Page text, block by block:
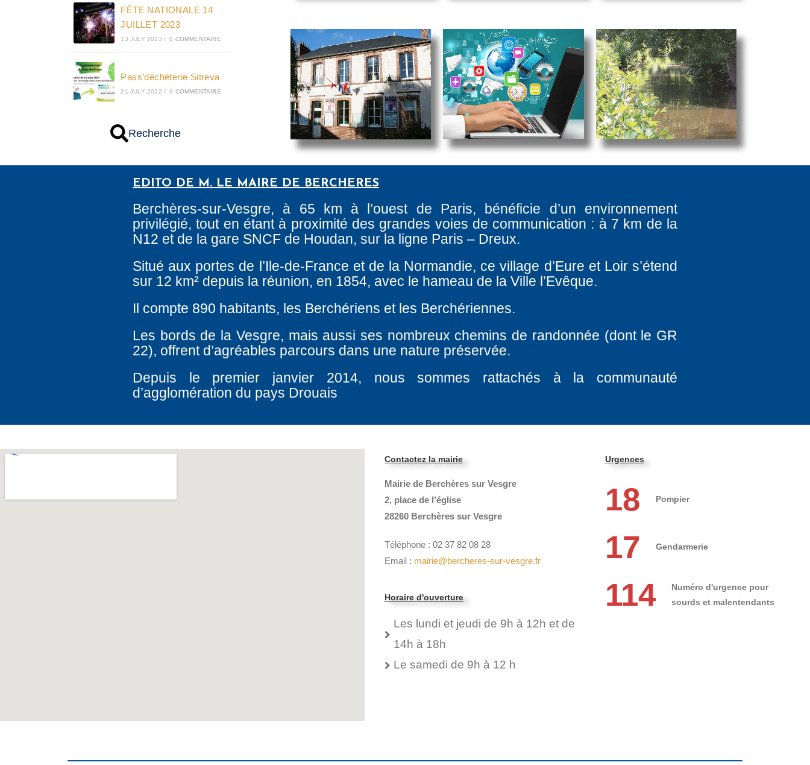
FÊTE NATIONALE 14
JUILLET 2023
13 JULY 2023 / 0 COMMENTAIRE
Pass’déchèterie Sitreva
21 JULY 2022 / 0 COMMENTAIRE
Recherche
EDITO DE M. LE MAIRE DE BERCHERES
Berchères-sur-Vesgre, à 65 km à l’ouest de Paris, bénéficie d’un environnement
privilégié, tout en étant à proximité des grandes voies de communication : à 7 km de la
N12 et de la gare SNCF de Houdan, sur la ligne Paris – Dreux.
Situé aux portes de l’Ile-de-France et de la Normandie, ce village d’Eure et Loir s’étend
sur 12 km² depuis la réunion, en 1854, avec le hameau de la Ville l’Evêque.
Il compte 890 habitants, les Berchériens et les Berchériennes.
Les bords de la Vesgre, mais aussi ses nombreux chemins de randonnée (dont le GR
22), offrent d’agréables parcours dans une nature préservée.
Depuis le premier janvier 2014, nous sommes rattachés à la communauté
d’agglomération du pays Drouais
Contactez la mairie
Mairie de Berchères sur Vesgre
2, place de l’église
28260 Berchères sur Vesgre
Téléphone : 02 37 82 08 28
Email : mairie@bercheres-sur-vesgre.fr
Horaire d'ouverture
Les lundi et jeudi de 9h à 12h et de
14h à 18h
Le samedi de 9h à 12 h
Urgences
18 Pompier
17 Gendarmerie
114
Numéro d'urgence pour
sourds et malentendants